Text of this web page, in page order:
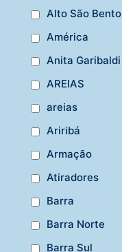
Alto São Bento
América
Anita Garibaldi
AREIAS
areias
Ariribá
Armação
Atiradores
Barra
Barra Norte
Barra Sul